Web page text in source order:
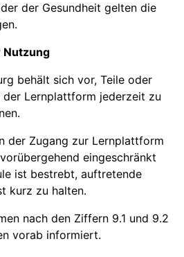
der Gesundheit gelten die
Nutzung
behält sich vor, Teile oder
der Lernplattform jederzeit zu
der Zugang zur Lernplattform
eingeschränkt
ist bestrebt, auftretende
kurz zu halten.
nach den Ziffern 9.1 und 9.2
vorab informiert.